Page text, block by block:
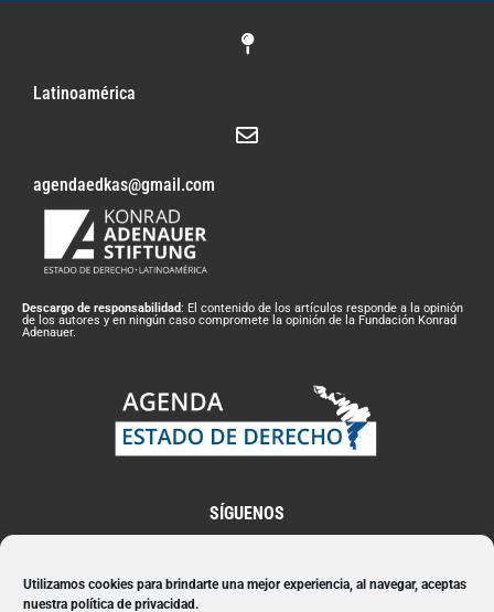
Utilizamos cookies para brindarte una mejor experiencia, al navegar, aceptas
nuestra política de privacidad.
Latinoamérica
agendaedkas@gmail.com
Descargo de responsabilidad: El contenido de los artículos responde a la opinión
de los autores y en ningún caso compromete la opinión de la Fundación Konrad
Adenauer.
SÍGUENOS